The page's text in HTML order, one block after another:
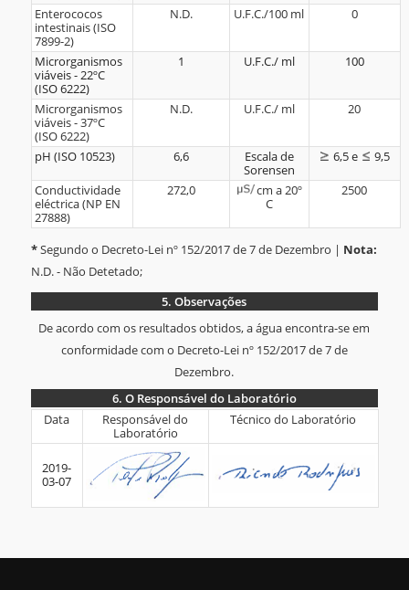
Enterococos
intestinais (ISO
7899-2)
N.D. U.F.C./100 ml 0
Microrganismos
viáveis - 22ºC
(ISO 6222)
1 U.F.C./ ml 100
Microrganismos
viáveis - 37ºC
(ISO 6222)
N.D. U.F.C./ ml 20
pH (ISO 10523) 6,6
Escala de
Sorensen
6,5 e 9,5
Conductividade
eléctrica (NP EN
27888)
272,0
cm a 20º
C
2500
*Segundo o Decreto-Lei nº 152/2017 de 7 de Dezembro | Nota:
N.D. - Não Detetado;
5. Observações
De acordo com os resultados obtidos, a água encontra-se em
conformidade com o Decreto-Lei nº 152/2017 de 7 de
Dezembro.
6. O Responsável do Laboratório
O
Responsável
do
Laboratório
Data
Responsável do
Laboratório
Técnico do Laboratório
2019-
03-07